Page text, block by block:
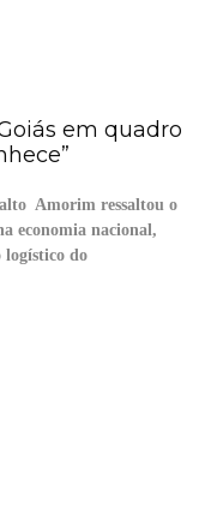
em quadro
Amorim ressaltou o
economia nacional,
logístico do